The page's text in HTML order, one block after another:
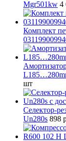
Mgr501kw 4
Комплект
шт
Селектор-
Un280s 898